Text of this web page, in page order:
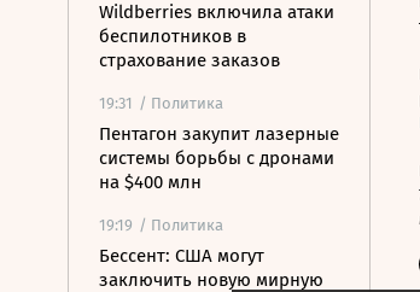
Wildberries включила атаки
беспилотников в
страхование заказов
19:31 / Политика
Пентагон закупит лазерные
системы борьбы с дронами
на $400 млн
19:19 / Политика
Бессент: США могут
заключить новую мирную